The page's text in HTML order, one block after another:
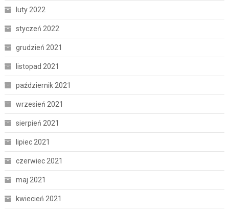
luty 2022
styczeń 2022
grudzień 2021
listopad 2021
październik 2021
wrzesień 2021
sierpień 2021
lipiec 2021
czerwiec 2021
maj 2021
kwiecień 2021